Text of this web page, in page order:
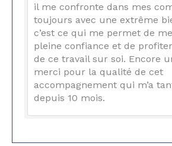
il me confronte dans mes
toujours avec une extrême
c’est ce qui me permet de
pleine confiance et de
de ce travail sur soi. Encore
merci pour la qualité de cet
accompagnement qui m’a
depuis 10 mois.